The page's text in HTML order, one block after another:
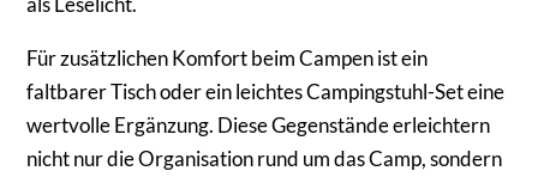
Für zusätzlichen Komfort beim Campen ist ein
faltbarer Tisch oder ein leichtes Campingstuhl-Set eine
wertvolle Ergänzung. Diese Gegenstände erleichtern
nicht nur die Organisation rund um das Camp, sondern